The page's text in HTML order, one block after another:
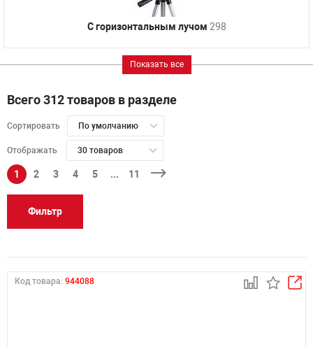
С горизонтальным лучом 298
Показать все
Всего 312 товаров в разделе
Сортировать По умолчанию
Отображать 30 товаров
1 2 3 4 5 ... 11
Фильтр
Код товара: 944088